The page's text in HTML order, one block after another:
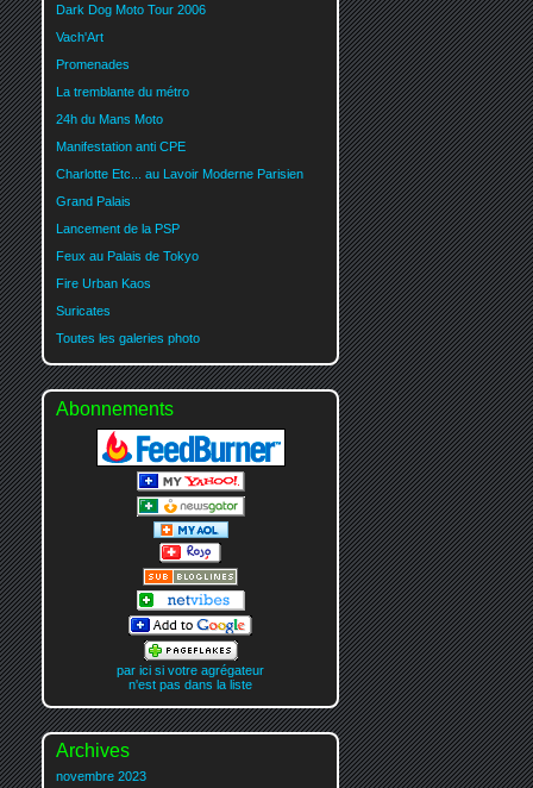
Dark Dog Moto Tour 2006
Vach'Art
Promenades
La tremblante du métro
24h du Mans Moto
Manifestation anti CPE
Charlotte Etc... au Lavoir Moderne Parisien
Grand Palais
Lancement de la PSP
Feux au Palais de Tokyo
Fire Urban Kaos
Suricates
Toutes les galeries photo
Abonnements
par ici si votre agrégateur
n'est pas dans la liste
Archives
novembre 2023